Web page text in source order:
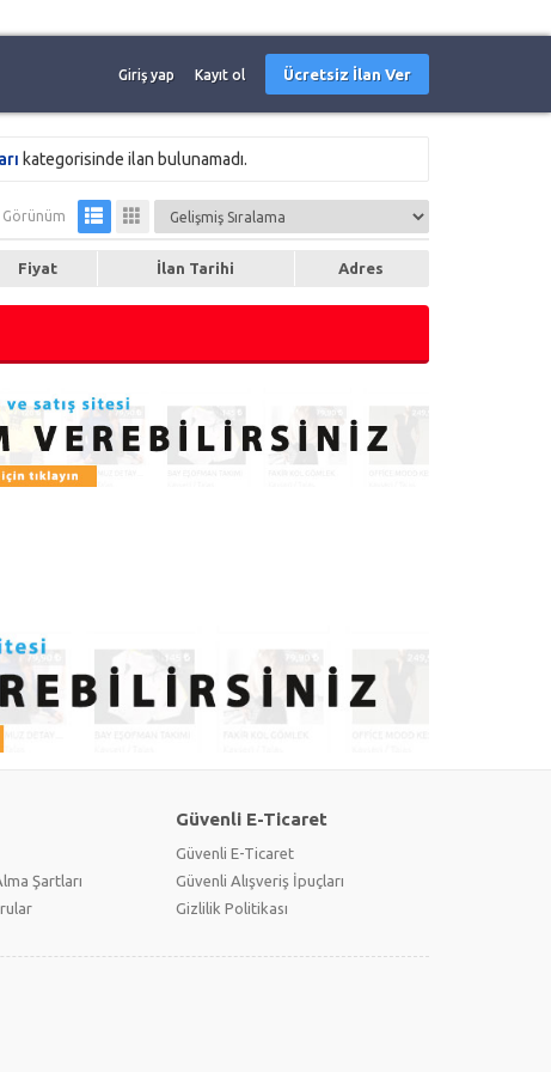
Giriş yap Kayıt ol Ücretsiz İlan Ver
kategorisinde ilan bulunamadı.
Görünüm
Fiyat İlan Tarihi Adres
Şartları
Güvenli E-Ticaret
Güvenli E-Ticaret
Güvenli Alışveriş İpuçları
Gizlilik Politikası